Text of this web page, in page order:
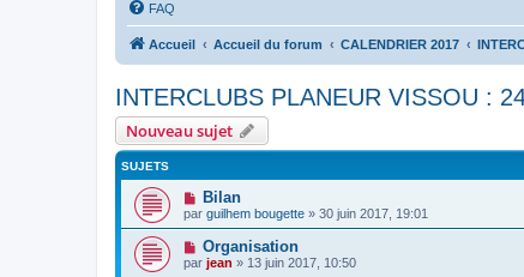
FAQ
Accueil Accueil du forum CALENDRIER 2017
INTERCLUBS PLANEUR VISSOU :
Nouveau sujet
SUJETS
Bilan
par guilhem bougette » 30 juin 2017, 19:01
Organisation
par jean » 13 juin 2017, 10:50